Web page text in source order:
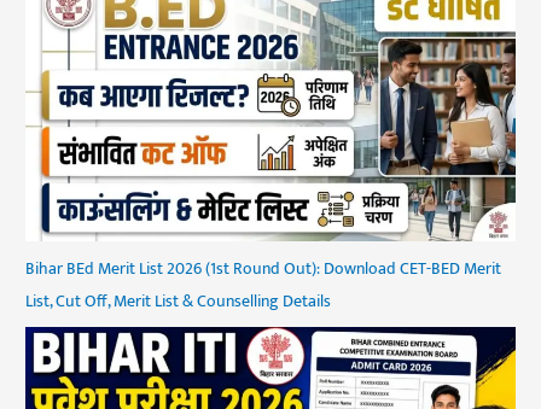
Bihar BEd Merit List 2026 (1st Round Out): Download CET-BED Merit
List, Cut Off, Merit List & Counselling Details